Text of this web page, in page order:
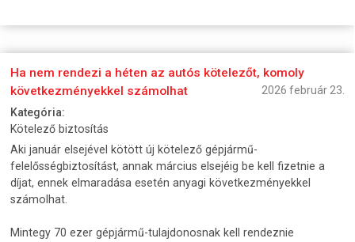
Ha nem rendezi a héten az autós kötelezőt, komoly
következményekkel számolhat
2026 február 23.
Kategória:
Kötelező biztosítás
Aki január elsejével kötött új kötelező gépjármű-
felelősségbiztosítást, annak március elsejéig be kell fizetnie a
díjat, ennek elmaradása esetén anyagi következményekkel
számolhat.
Mintegy 70 ezer gépjármű-tulajdonosnak kell rendeznie